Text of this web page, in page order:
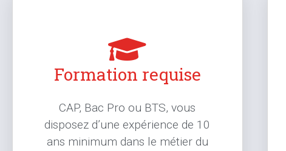
Formation requise
CAP, Bac Pro ou BTS, vous
disposez d’une expérience de 10
ans minimum dans le métier du